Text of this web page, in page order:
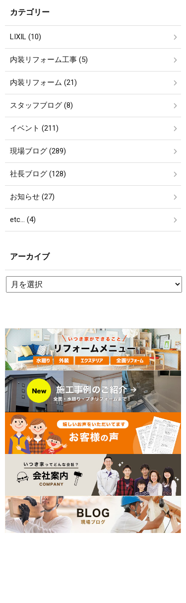
カテゴリー
LIXIL (10)
内装リフォーム工事 (5)
内装リフォーム (21)
スタッフブログ (8)
イベント (211)
現場ブログ (289)
社長ブログ (128)
お知らせ (27)
etc… (4)
アーカイブ